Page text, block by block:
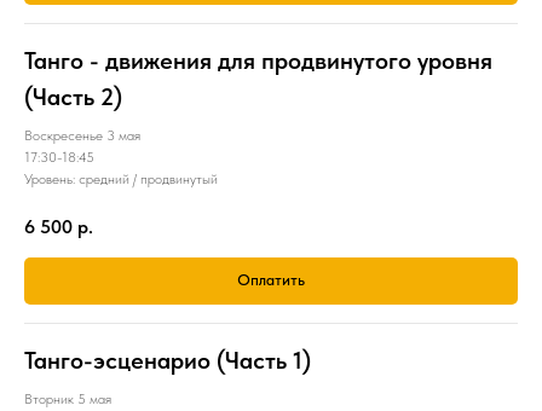
Танго - движения для продвинутого уровня
(Часть 2)
Воскресенье 3 мая
17:30-18:45
Уровень: средний / продвинутый
6 500 р.
Оплатить
Танго-эсценарио (Часть 1)
Вторник 5 мая